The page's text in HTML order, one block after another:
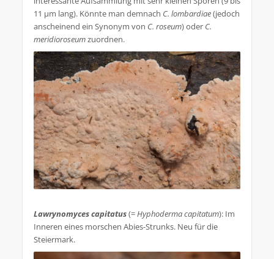
11 µm lang). Könnte man demnach C. lombardiae(jedoch
anscheinend ein Synonym von C. roseum) oder C.
meridioroseumzuordnen.
Lawrynomyces capitatus(=Hyphoderma capitatum): Im
Inneren eines morschen Abies-Strunks. Neu für die
Steiermark.